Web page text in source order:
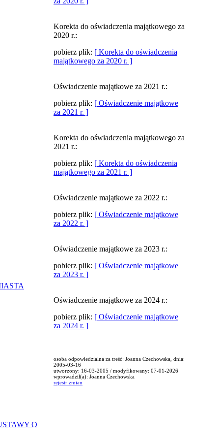
O
Korekta do oświadczenia majątkowego za
2020 r.:
pobierz plik: [ Korekta do oświadczenia
majątkowego za 2020 r. ]
Oświadczenie majątkowe za 2021 r.:
pobierz plik: [ Oświadczenie majątkowe
za 2021 r. ]
Korekta do oświadczenia majątkowego za
2021 r.:
pobierz plik: [ Korekta do oświadczenia
majątkowego za 2021 r. ]
Oświadczenie majątkowe za 2022 r.:
pobierz plik: [ Oświadczenie majątkowe
za 2022 r. ]
Oświadczenie majątkowe za 2023 r.:
pobierz plik: [ Oświadczenie majątkowe
za 2023 r. ]
Oświadczenie majątkowe za 2024 r.:
pobierz plik: [ Oświadczenie majątkowe
za 2024 r. ]
osoba odpowiedzialna za treść: Joanna Czechowska, dnia:
2005-03-16
utworzony: 16-03-2005 / modyfikowany: 07-01-2026
wprowadził(a): Joanna Czechowska
rejestr zmian